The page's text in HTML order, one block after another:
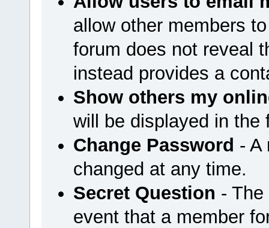
allow other members
forum does not reveal
instead provides a
Show others my
will be displayed in
Change Password - A
changed at any time.
Secret Question -
event that a member